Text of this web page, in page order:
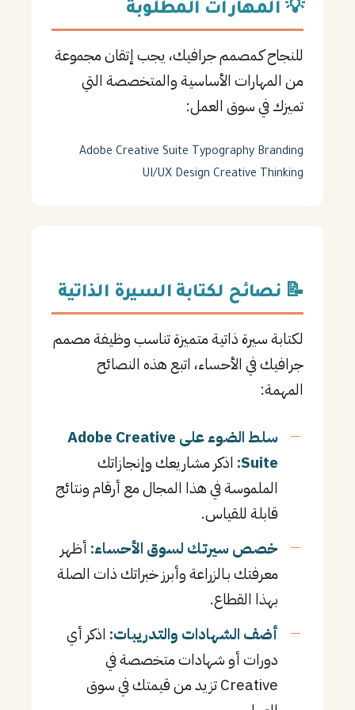
💡 المهارات المطلوبة
للنجاح كـمصمم جرافيك، يجب إتقان مجموعة
من المهارات الأساسية والمتخصصة التي
تميزك في سوق العمل:
Adobe Creative Suite Typography Branding
UI/UX Design Creative Thinking
📝 نصائح لكتابة السيرة الذاتية
لكتابة سيرة ذاتية متميزة تناسب وظيفة مصمم
جرافيك في الأحساء، اتبع هذه النصائح
المهمة:
سلط الضوء على Adobe Creative
Suite: اذكر مشاريعك وإنجازاتك
الملموسة في هذا المجال مع أرقام ونتائج
قابلة للقياس.
خصص سيرتك لسوق الأحساء: أظهر
معرفتك بـالزراعة وأبرز خبراتك ذات الصلة
بهذا القطاع.
أضف الشهادات والتدريبات: اذكر أي
دورات أو شهادات متخصصة في
Creative تزيد من قيمتك في سوق